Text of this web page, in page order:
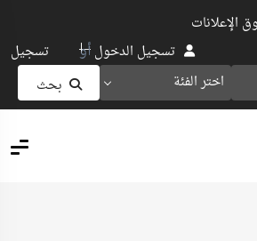
الإعلانات
اختر الفئة بحث
تسجيل الدخولأو تسجيل